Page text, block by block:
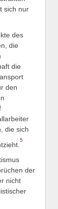
sich nur
des
die
die
den
die sich
5
der
nicht